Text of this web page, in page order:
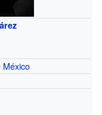
México